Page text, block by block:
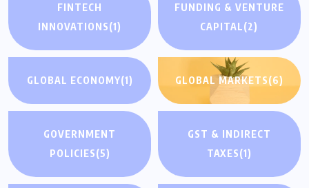
FINTECH
INNOVATIONS(1)
FUNDING & VENTURE
CAPITAL(2)
GLOBAL ECONOMY(1) GLOBAL MARKETS(6)
GOVERNMENT
POLICIES(5)
GST & INDIRECT
TAXES(1)